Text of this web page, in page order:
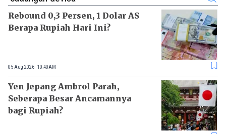
Rebound 0,3 Persen, 1 Dolar AS
Berapa Rupiah Hari Ini?
05 Aug 2026 - 10:40AM
Yen Jepang Ambrol Parah,
Seberapa Besar Ancamannya
bagi Rupiah?